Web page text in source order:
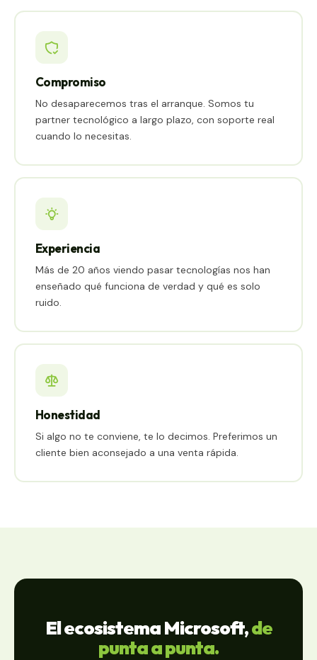
Compromiso
No desaparecemos tras el arranque. Somos tu
partner tecnológico a largo plazo, con soporte real
cuando lo necesitas.
Experiencia
Más de 20 años viendo pasar tecnologías nos han
enseñado qué funciona de verdad y qué es solo
ruido.
Honestidad
Si algo no te conviene, te lo decimos. Preferimos un
cliente bien aconsejado a una venta rápida.
El ecosistema Microsoft,de
punta a punta.